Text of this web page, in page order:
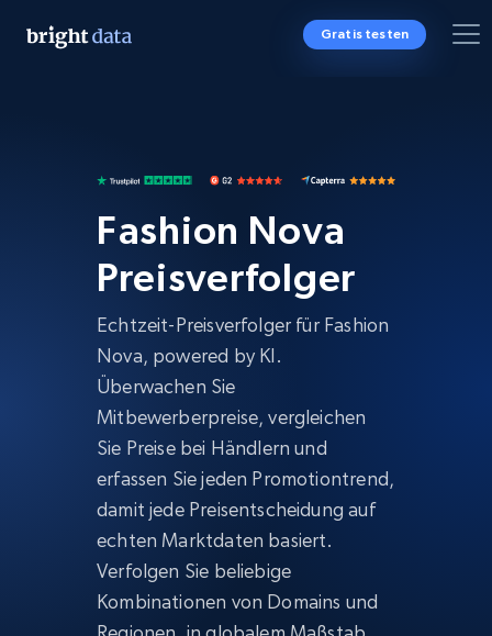
Gratis testen
Fashion Nova
Preisverfolger
Echtzeit-Preisverfolger für Fashion
Nova, powered by KI.
Überwachen Sie
Mitbewerberpreise, vergleichen
Sie Preise bei Händlern und
erfassen Sie jeden Promotiontrend,
damit jede Preisentscheidung auf
echten Marktdaten basiert.
Verfolgen Sie beliebige
Kombinationen von Domains und